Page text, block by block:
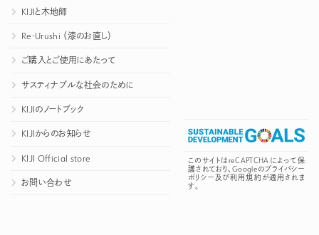
KIJIと木地師
Re-Urushi （漆のお直し）
ご購入とご使用にあたって
サスティナブルな社会のために
KIJIのノートブック
KIJIからのお知らせ
KIJI Official store
お問い合わせ
このサイトはreCAPTCHAによって保
護されており、Googleのプライバシー
ポリシー及び利用規約が適用されま
す。